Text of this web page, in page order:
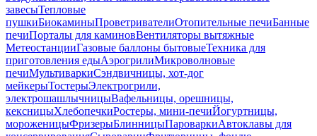
завесыТепловые
пушкиБиокаминыПроветривателиОтопительные печиБанные
печиПорталы для каминовВентиляторы вытяжные
МетеостанцииГазовые баллоны бытовыеТехника для
приготовления едыАэрогрилиМикроволновые
печиМультиваркиСэндвичницы, хот-дог
мейкерыТостерыЭлектрогрили,
электрошашлычницыВафельницы, орешницы,
кексницыХлебопечкиРостеры, мини-печиЙогуртницы,
мороженицыФризерыБлинницыПароваркиАвтоклавы для